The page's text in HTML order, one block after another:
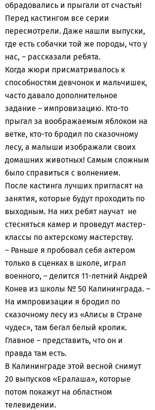
обрадовались и прыгали от счастья!
Перед кастингом все серии
пересмотрели. Даже нашли выпуски,
где есть собачки той же породы, что у
нас, – рассказали ребята.
Когда жюри присматривалось к
способностям девчонок и мальчишек,
часто давало дополнительное
задание – импровизацию. Кто-то
прыгал за воображаемым яблоком на
ветке, кто-то бродил по сказочному
лесу, а малыши изображали своих
домашних животных! Самым сложным
было справиться с волнением.
После кастинга лучших пригласят на
занятия, которые будут проходить по
выходным. На них ребят научат не
стесняться камер и проведут мастер-
классы по актерскому мастерству.
– Раньше я пробовал себя актером
только в сценках в школе, играл
военного, – делится 11-летний Андрей
Конев из школы № 50 Калининграда. –
На импровизации я бродил по
сказочному лесу из «Алисы в Стране
чудес», там бегал белый кролик.
Главное – представить, что он и
правда там есть.
В Калининграде этой весной снимут
20 выпусков «Ералаша», которые
потом покажут на областном
телевидении.